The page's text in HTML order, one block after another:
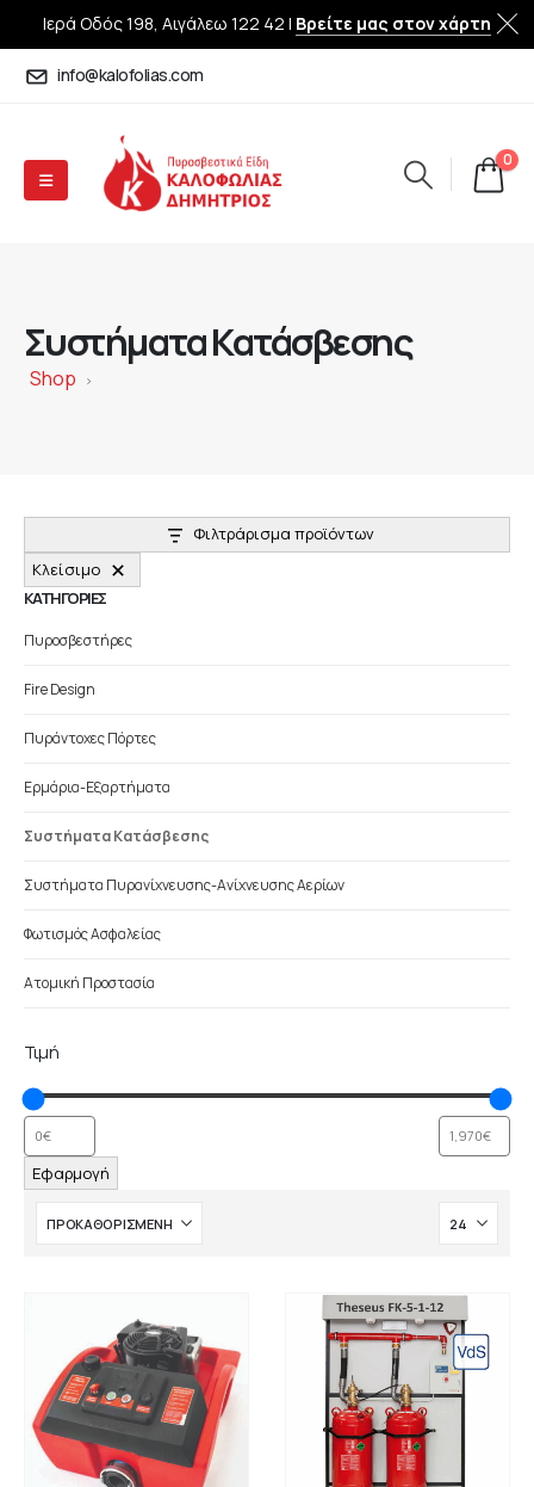
Ιερά Οδός 198, Αιγάλεω 122 42 | Βρείτε μας στον χάρτη
info@kalofolias.com
0
Συστήματα Κατάσβεσης
Shop >
Φιλτράρισμα προϊόντων
Κλείσιμο
ΚΑΤΗΓΟΡΙΕΣ
Πυροσβεστήρες
Fire Design
Πυράντοχες Πόρτες
Ερμάρια-Εξαρτήματα
Συστήματα Κατάσβεσης
Συστήματα Πυρανίχνευσης-Ανίχνευσης Αερίων
Φωτισμός Ασφαλείας
Ατομική Προστασία
Τιμή
Εφαρμογή